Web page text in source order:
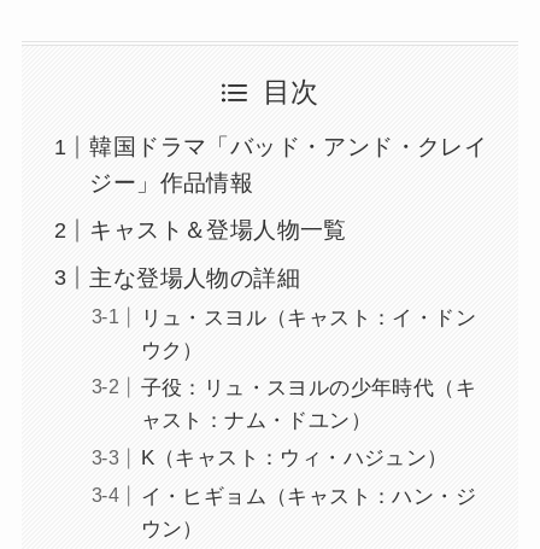
目次
韓国ドラマ「バッド・アンド・クレイ
ジー」作品情報
キャスト＆登場人物一覧
主な登場人物の詳細
リュ・スヨル（キャスト：イ・ドン
ウク）
子役：リュ・スヨルの少年時代（キ
ャスト：ナム・ドユン）
K（キャスト：ウィ・ハジュン）
イ・ヒギョム（キャスト：ハン・ジ
ウン）